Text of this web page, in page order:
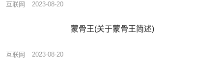
互联网 2023-08-20
蒙骨王(关于蒙骨王简述)
互联网 2023-08-20